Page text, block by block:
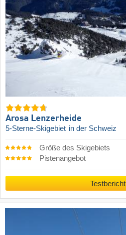
Arosa Lenzerheide
5-Sterne-Skigebiet in der Schweiz
Größe des Skigebiets
Pistenangebot
Testbericht